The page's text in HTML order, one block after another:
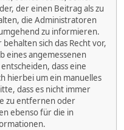
der einen Beitrag als zu
die Administratoren
zu informieren.
sich das Recht vor,
eines angemessenen
dass eine
hierbei um ein manuelles
dass es nicht immer
zu entfernen oder
ebenso für die in